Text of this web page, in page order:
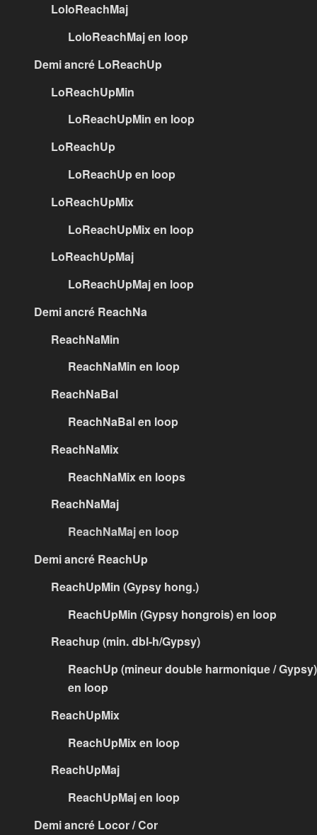
LoloReachMaj
LoloReachMaj en loop
Demi ancré LoReachUp
LoReachUpMin
LoReachUpMin en loop
LoReachUp
LoReachUp en loop
LoReachUpMix
LoReachUpMix en loop
LoReachUpMaj
LoReachUpMaj en loop
Demi ancré ReachNa
ReachNaMin
ReachNaMin en loop
ReachNaBal
ReachNaBal en loop
ReachNaMix
ReachNaMix en loops
ReachNaMaj
ReachNaMaj en loop
Demi ancré ReachUp
ReachUpMin (Gypsy hong.)
ReachUpMin (Gypsy hongrois) en loop
Reachup (min. dbl-h/Gypsy)
ReachUp (mineur double harmonique / Gypsy)
en loop
ReachUpMix
ReachUpMix en loop
ReachUpMaj
ReachUpMaj en loop
Demi ancré Locor / Cor